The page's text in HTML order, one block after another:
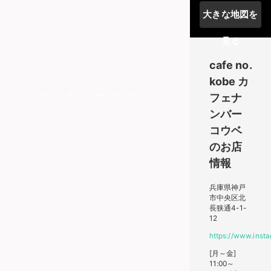
大きな地図を
見る
cafe no.
kobe カ
フェナ
ンバー
コウベ
のお店
情報
兵庫県神戸
市中央区北
長狭通4-1-
12
https://
[月～金]
11:00～